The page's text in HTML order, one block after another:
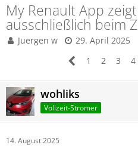
My Renault App
ausschließlich beim
Juergen w
29. April 2025
1
2 3 4
wohliks
Vollzeit-Stromer
14. August 2025